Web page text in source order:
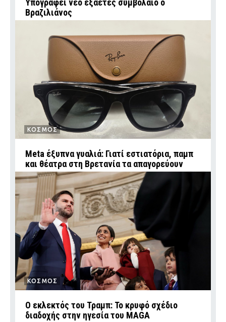
Υπογράφει νέο εξαετές συμβόλαιο ο
Βραζιλιάνος
ΚΟΣΜΟΣ
Meta έξυπνα γυαλιά: Γιατί εστιατόρια, παμπ
και θέατρα στη Βρετανία τα απαγορεύουν
ΚΟΣΜΟΣ
Ο εκλεκτός του Τραμπ: Το κρυφό σχέδιο
διαδοχής στην ηγεσία του MAGA